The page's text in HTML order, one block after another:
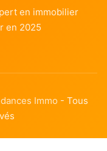
en immobilier
en 2025
Immo - Tous